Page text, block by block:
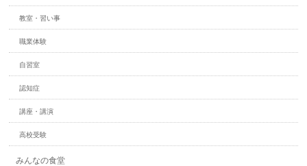
教室・習い事
職業体験
自習室
認知症
講座・講演
高校受験
みんなの食堂